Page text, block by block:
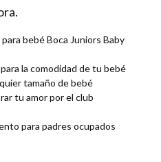
bebé Boca Juniors Baby
la comodidad de tu bebé
tamaño de bebé
tu amor por el club
para padres ocupados